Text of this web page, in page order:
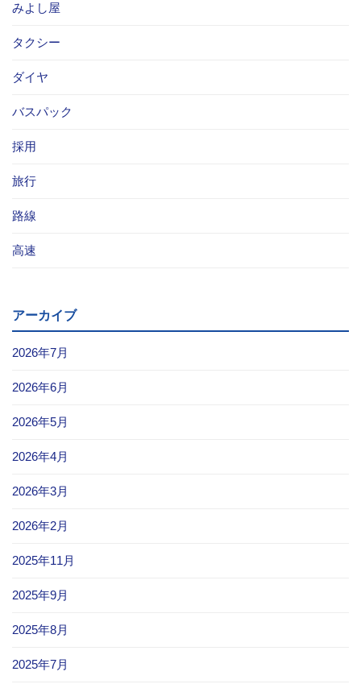
みよし屋
タクシー
ダイヤ
バスパック
採用
旅行
路線
高速
アーカイブ
2026年7月
2026年6月
2026年5月
2026年4月
2026年3月
2026年2月
2025年11月
2025年9月
2025年8月
2025年7月